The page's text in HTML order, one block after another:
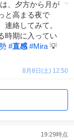
、夕方から月が
と高まる夜で
絡してみて。
時期に入ってい
#直感 #Mira 💡
8月8日(土) 12:50
19:29時点